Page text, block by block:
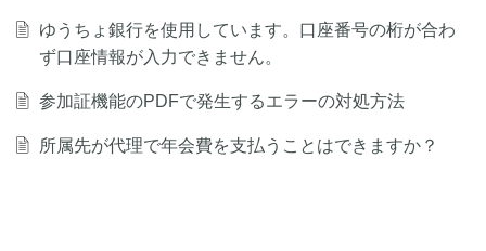
ゆうちょ銀行を使用しています。口座番号の桁が合わ
ず口座情報が入力できません。
参加証機能のPDFで発生するエラーの対処方法
所属先が代理で年会費を支払うことはできますか？